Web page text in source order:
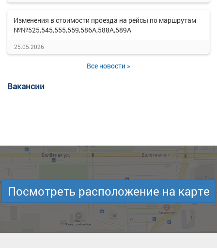
Изменения в стоимости проезда на рейсы по маршрутам
№№525,545,555,559,586А,588А,589А
25.05.2026
Все новости »
Вакансии
Посмотреть расположение на карте